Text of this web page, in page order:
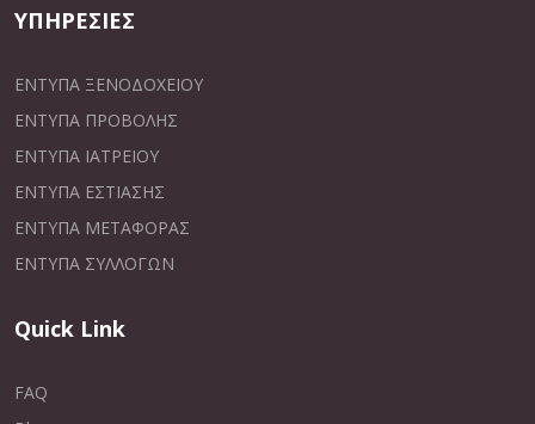
ΥΠΗΡΕΣΙΕΣ
ΕΝΤΥΠΑ ΞΕΝΟΔΟΧΕΙΟΥ
ΕΝΤΥΠΑ ΠΡΟΒΟΛΗΣ
ΕΝΤΥΠΑ ΙΑΤΡΕΙΟΥ
ΕΝΤΥΠΑ ΕΣΤΙΑΣΗΣ
ΕΝΤΥΠΑ ΜΕΤΑΦΟΡΑΣ
ΕΝΤΥΠΑ ΣΥΛΛΟΓΩΝ
Quick Link
FAQ